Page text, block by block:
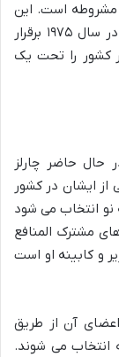
مشروطه است. این
سیستم حکومتی که پس از استقلال از استرالیا در سال ۱۹۷۵ برقرار
کشور را تحت یک
حال حاضر چارلز
ایشان در کشور
نو انتخاب می شود
مشترک المنافع
و کابینه او است
کرسی است که اعضای آن از طریق
انتخاب می شوند.